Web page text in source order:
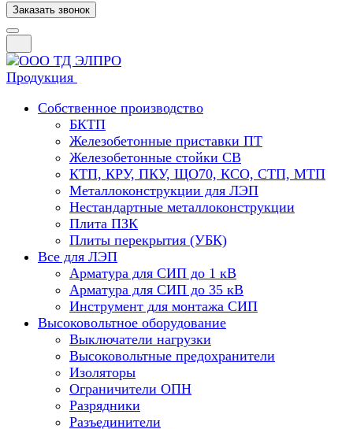
Заказать звонок
Продукция
Собственное производство
БКТП
Железобетонные приставки ПТ
Железобетонные стойки СВ
КТП, КРУ, ПКУ, ЩО70, КСО, СТП, МТП
Металлоконструкции для ЛЭП
Нестандартные металлоконструкции
Плита ПЗК
Плиты перекрытия (УБК)
Все для ЛЭП
Арматура для СИП до 1 кВ
Арматура для СИП до 35 кВ
Инструмент для монтажа СИП
Высоковольтное оборудование
Выключатели нагрузки
Высоковольтные предохранители
Изоляторы
Ограничители ОПН
Разрядники
Разъединители